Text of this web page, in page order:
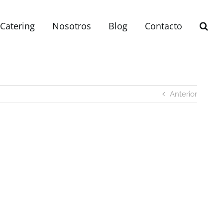
Catering Nosotros Blog Contacto
Anterior